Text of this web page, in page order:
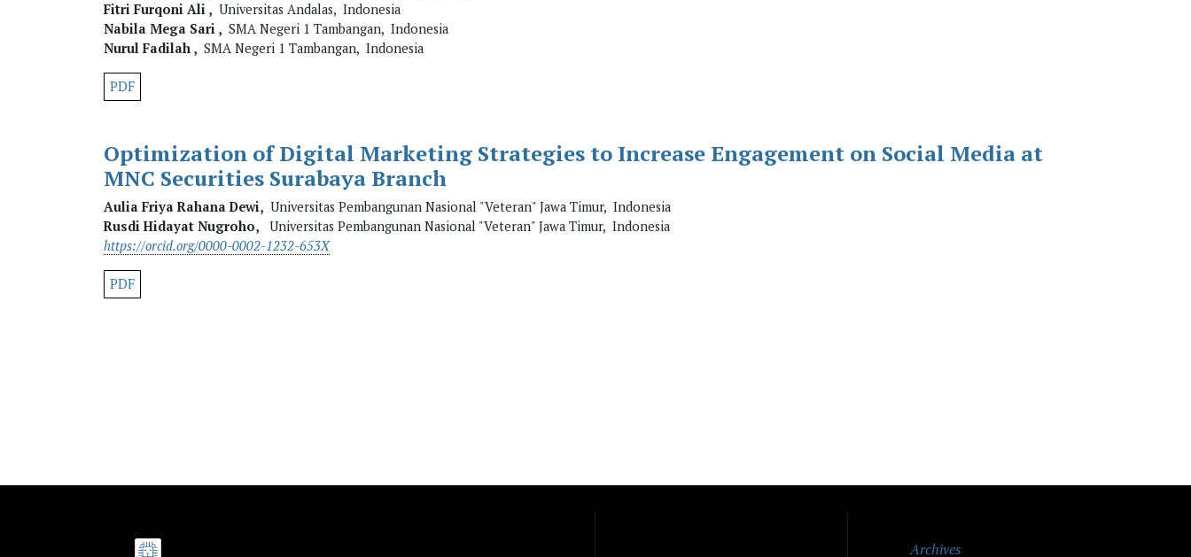
Fitri Furqoni Ali , Universitas Andalas, Indonesia
Nabila Mega Sari , SMA Negeri 1 Tambangan, Indonesia
Nurul Fadilah , SMA Negeri 1 Tambangan, Indonesia
PDF
Optimization of Digital Marketing Strategies to Increase Engagement on Social Media at
MNC Securities Surabaya Branch
Aulia Friya Rahana Dewi, Universitas Pembangunan Nasional "Veteran" Jawa Timur, Indonesia
Rusdi Hidayat Nugroho, Universitas Pembangunan Nasional "Veteran" Jawa Timur, Indonesia
https://orcid.org/0000-0002-1232-653X
PDF
Archives